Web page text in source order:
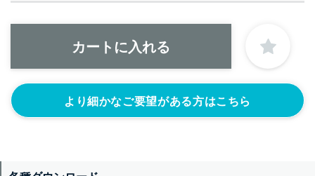
より細かなご要望がある方はこちら